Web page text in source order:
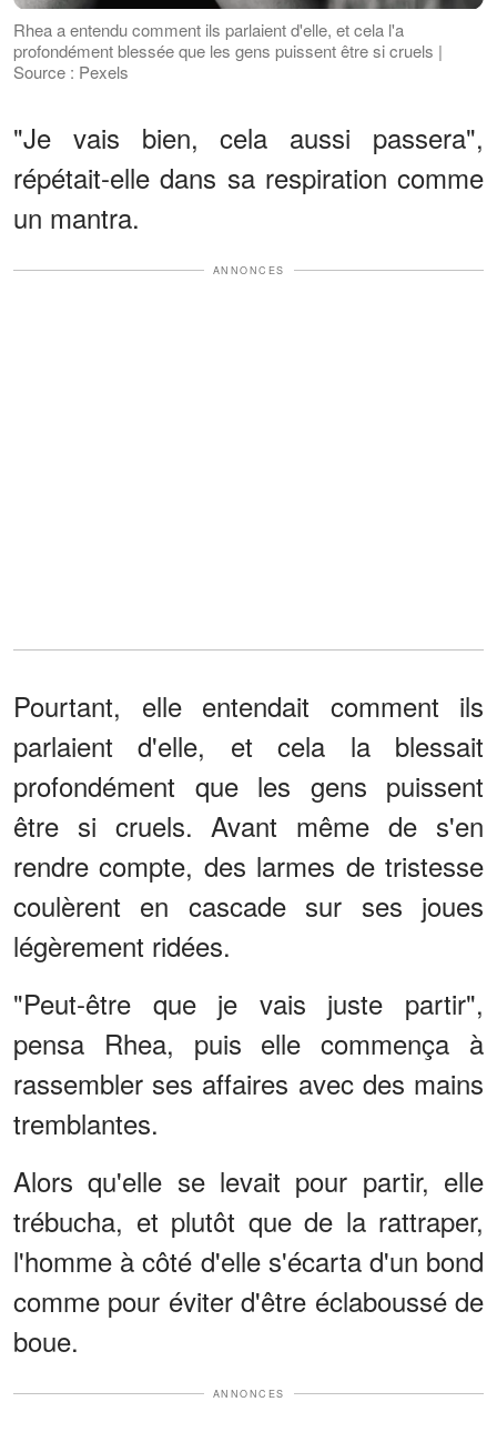
Rhea a entendu comment ils parlaient d'elle, et cela l'a
profondément blessée que les gens puissent être si cruels |
Source : Pexels
"Je vais bien, cela aussi passera",
répétait-elle dans sa respiration comme
un mantra.
ANNONCES
Pourtant, elle entendait comment ils
parlaient d'elle, et cela la blessait
profondément que les gens puissent
être si cruels. Avant même de s'en
rendre compte, des larmes de tristesse
coulèrent en cascade sur ses joues
légèrement ridées.
"Peut-être que je vais juste partir",
pensa Rhea, puis elle commença à
rassembler ses affaires avec des mains
tremblantes.
Alors qu'elle se levait pour partir, elle
trébucha, et plutôt que de la rattraper,
l'homme à côté d'elle s'écarta d'un bond
comme pour éviter d'être éclaboussé de
boue.
ANNONCES